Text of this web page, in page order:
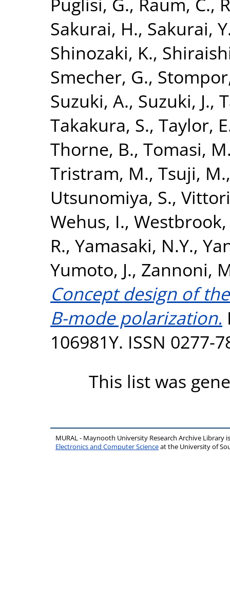
Sakurai, H., Sakurai,
Shinozaki, K.,
Smecher, G.,
Suzuki, A., Suzuki, J.,
Takakura, S., Taylor,
Thorne, B., Tomasi,
Tristram, M., Tsuji, M.
Utsunomiya, S.,
Wehus, I., Westbrook,
R., Yamasaki, N.Y.,
Yumoto, J., Zannoni,
Concept design of
B-mode polarization.
106981Y. ISSN 0277-
This list was
MURAL - Maynooth University Research Archive Library
Electronics and Computer Scienceat the University of